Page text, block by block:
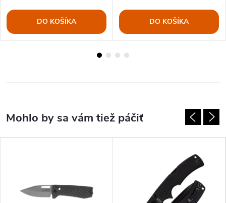
DO KOŠÍKA DO KOŠÍKA